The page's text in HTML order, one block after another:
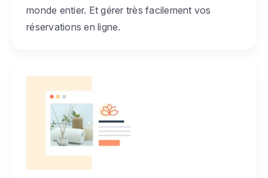
monde entier. Et gérer très facilement vos
réservations en ligne.